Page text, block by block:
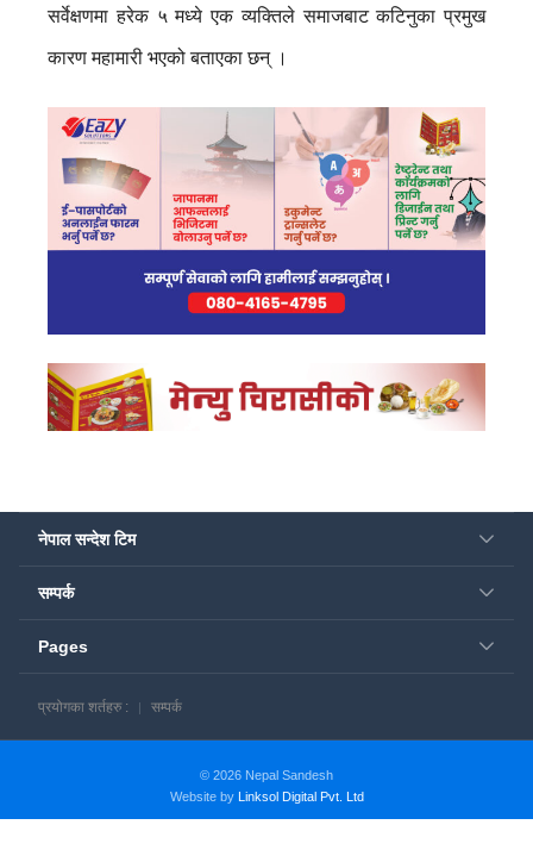
सर्वेक्षणमा हरेक ५ मध्ये एक व्यक्तिले समाजबाट कटिनुका प्रमुख
कारण महामारी भएको बताएका छन् ।
नेपाल सन्देश टिम
सम्पर्क
Pages
प्रयोगका शर्तहरु : सम्पर्क
© 2026 Nepal Sandesh
Website by Linksol Digital Pvt. Ltd